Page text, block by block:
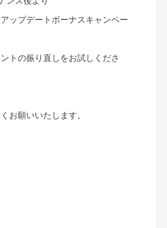
ップデートボーナスキャンペー
トの振り直しをお試しくださ
お願いいたします。